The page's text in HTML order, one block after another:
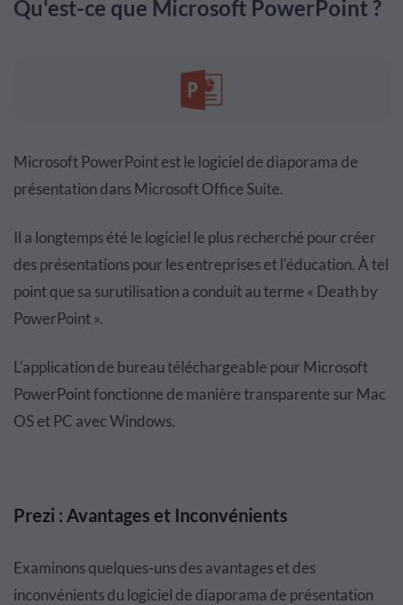
Qu'est-ce que Microsoft PowerPoint ?
Microsoft PowerPoint est le logiciel de diaporama de
présentation dans Microsoft Office Suite.
Il a longtemps été le logiciel le plus recherché pour créer
des présentations pour les entreprises et l'éducation. À tel
point que sa surutilisation a conduit au terme « Death by
PowerPoint ».
L'application de bureau téléchargeable pour Microsoft
PowerPoint fonctionne de manière transparente sur Mac
OS et PC avec Windows.
Prezi : Avantages et Inconvénients
Examinons quelques-uns des avantages et des
inconvénients du logiciel de diaporama de présentation